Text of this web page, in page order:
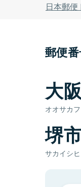
日本郵便
郵便
大
オオサカフ
堺
サカイシ